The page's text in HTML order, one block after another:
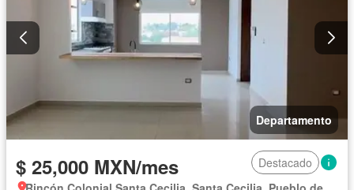
Departamento
$ 25,000 MXN/mes
Destacado